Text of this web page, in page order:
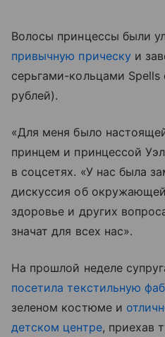
Волосы принцессы были
привычную прическу и
серьгами-кольцами
рублей).
«Для меня было
принцем и принцессой
в соцсетях. «У нас была
дискуссия об
здоровье и других
значат для всех нас».
На прошлой неделе
посетила текстильную
зеленом костюме и
детском центре, приехав